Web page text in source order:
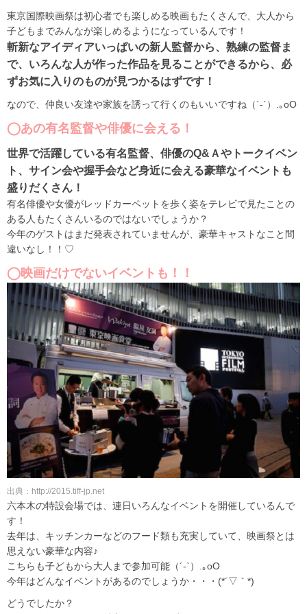
東京国際映画祭は初心者でも楽しめる映画もたくさんで、大人から
子どもまでみんなが楽しめるようになっているんです！
斬新なアイディアいっぱいの新人監督から、熟練の監督ま
で、いろんな人が作った作品を見ることができるから、必
ずお気に入りのものが見つかるはずです！
なので、仲良い友達や家族を誘って行くのもいいですね（´-`）.｡oO
◯あの有名監督や俳優に会える！
世界で活躍している有名監督、俳優のQ&Ａやトークイベン
ト、サイン会や握手会など身近に会える豪華なイベントも
盛りだくさん！
有名俳優や女優がレッドカーペットを歩く姿をテレビで見たことの
ある人もたくさんいるのではないでしょうか？
今年のゲストはまだ発表されていませんが、豪華キャストなこと間
違いなし！！♡
◯映画だけでないイベントも！！
出典：http://2015.tiff-jp.net
六本木の特設会場では、連日いろんなイベントを開催しているんで
す！
去年は、キッチンカーなどのフード類も充実していて、映画祭とは
思えない豪華な内容♪
こちらも子どもから大人まで参加可能（´-`）.｡oO
今年はどんなイベントがあるのでしょうか・・・(*´▽｀*)
どうでしたか？